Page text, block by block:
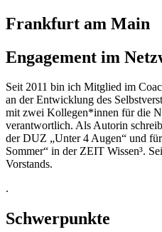
Frankfurt am Main
Engagement im
Seit 2011 bin ich Mitglied im
an der Entwicklung des
mit zwei Kollegen*innen für die
verantwortlich. Als Autorin
der DUZ „Unter 4 Augen“ und
Sommer“ in der ZEIT Wissen³.
Vorstands.
.
Schwerpunkte